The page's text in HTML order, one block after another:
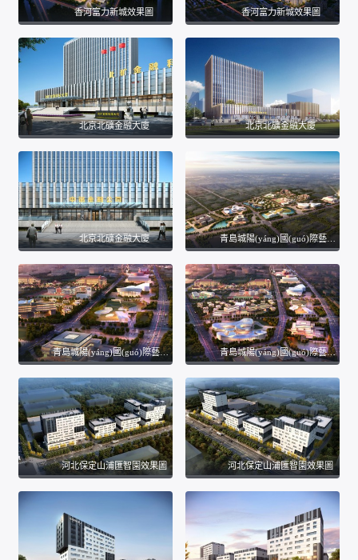
香河富力新城效果圖 香河富力新城效果圖
北京北礦金融大廈 北京北礦金融大廈
北京北礦金融大廈
青島城陽(yáng)國(guó)際藝術(shù)產(chǎn)業(yè)園 青島城陽(yáng)國(guó)際藝術(shù)產(chǎn)業(yè)園
河北保定山浦匯智園效果圖 河北保定山浦匯智園效果圖